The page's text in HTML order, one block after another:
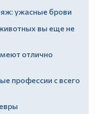
ужасные брови
вы еще не
отлично
профессии с всего